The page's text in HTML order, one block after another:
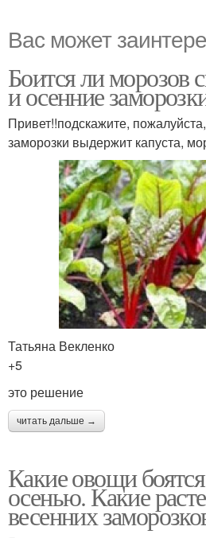
Вас может
Боится ли морозов
и осенние
Привет!!подскажите,
заморозки выдержит капуста,
Татьяна Векленко
+5
это решение
читать дальше →
Какие овощи
осенью. Какие
весенних